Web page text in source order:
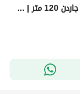
أوفر لقطة في مدينة نور | تاون هاوس ميدل 204م + جاردن 120 متر | دبل فيو على وايد جاردن | حجز 2023 | وفر أكثر من 21 مليون عن سعر الشركة قسط سنوي 360 الف